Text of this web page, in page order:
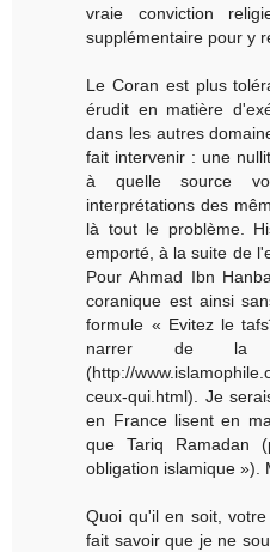
vraie conviction
supplémentaire pour y
Le Coran est plus
érudit en matière
dans les autres
fait intervenir : une
à quelle source
interprétations des
là tout le problème.
emporté, à la suite de
Pour Ahmad Ibn
coranique est ainsi
formule « Evitez le
narrer de
(http://
ceux-qui.html). Je
en France lisent en
que Tariq
obligation islamique »).
Quoi qu'il en soit,
fait savoir que je ne